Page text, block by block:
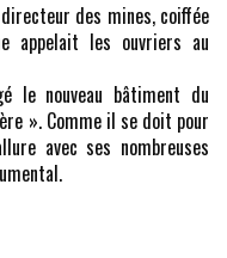
des mines, coiffée
appelait les ouvriers au
le nouveau bâtiment du
». Comme il se doit pour
avec ses nombreuses